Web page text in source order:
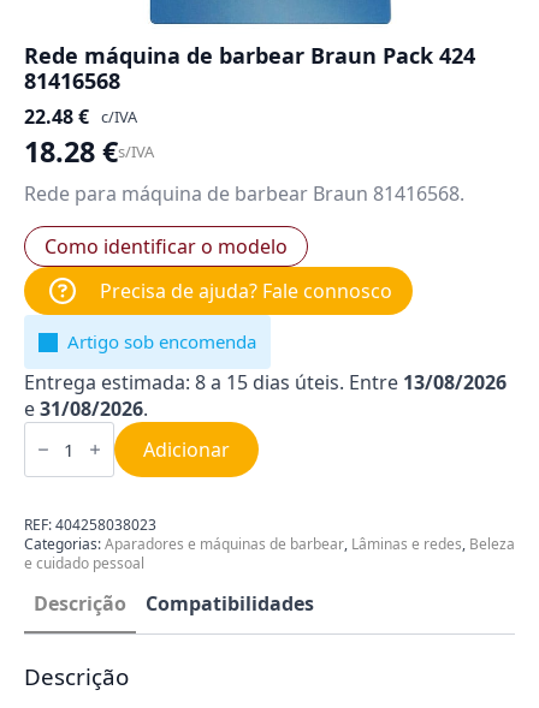
Rede máquina de barbear Braun Pack 424
81416568
22.48€ c/IVA
18.28€s/IVA
Rede para máquina de barbear Braun 81416568.
Como identificar o modelo
Precisa de ajuda? Fale connosco
Artigo sob encomenda
Entrega estimada: 8 a 15 dias úteis. Entre 13/08/2026
e31/08/2026.
Quantidade
de
máquina
barbear
Braun
Pack
424
81416568
Adicionar
REF:404258038023
Categorias:Aparadores e máquinas de barbear, Lâminas e redes, Beleza
e cuidado pessoal
Descrição Compatibilidades
Descrição